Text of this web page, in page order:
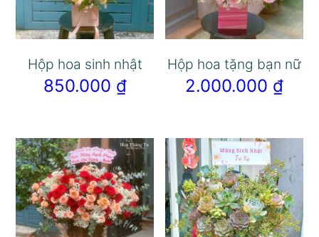
Hộp hoa sinh nhật
850.000 ₫
Hộp hoa tặng bạn nữ
2.000.000 ₫